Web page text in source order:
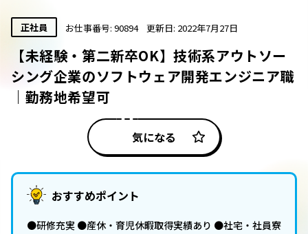
正社員 お仕事番号: 90894 更新日: 2022年7月27日
【未経験・第二新卒OK】技術系アウトソー
シング企業のソフトウェア開発エンジニア職
｜勤務地希望可
気になる
おすすめポイント
●研修充実 ●産休・育児休暇取得実績あり ●社宅・社員寮